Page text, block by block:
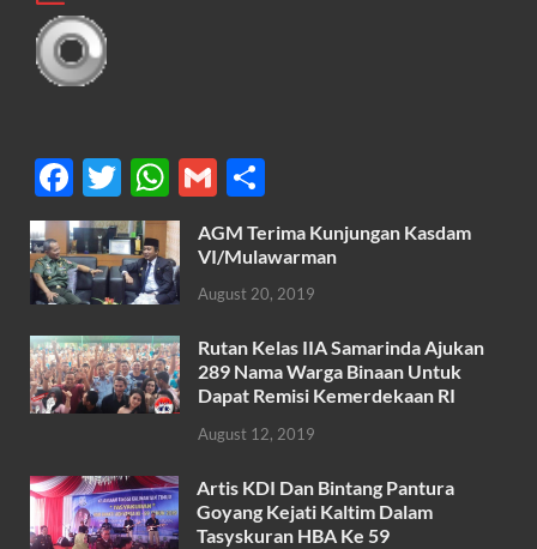
F
ac
e
b
o
o
k
T
w
itt
er
W
h
at
s
A
p
p
G
m
ail
h
ar
e
AGM Terima Kunjungan Kasdam
VI/Mulawarman
August 20, 2019
Rutan Kelas IIA Samarinda Ajukan
289 Nama Warga Binaan Untuk
Dapat Remisi Kemerdekaan RI
August 12, 2019
Artis KDI Dan Bintang Pantura
Goyang Kejati Kaltim Dalam
Tasyskuran HBA Ke 59